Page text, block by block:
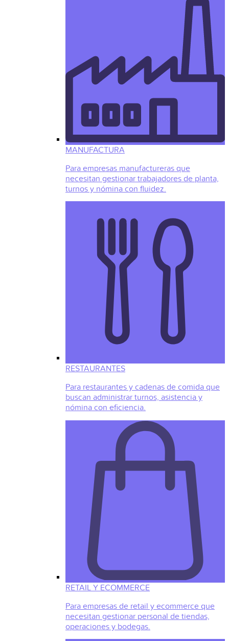
MANUFACTURA
Para empresas manufactureras que
necesitan gestionar trabajadores de planta,
turnos y nómina con fluidez.
RESTAURANTES
Para restaurantes y cadenas de comida que
buscan administrar turnos, asistencia y
nómina con eficiencia.
RETAIL Y ECOMMERCE
Para empresas de retail y ecommerce que
necesitan gestionar personal de tiendas,
operaciones y bodegas.